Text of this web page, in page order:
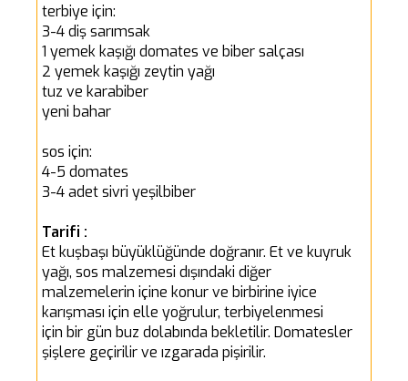
terbiye için:
3-4 diş sarımsak
1 yemek kaşığı domates ve biber salçası
2 yemek kaşığı zeytin yağı
tuz ve karabiber
yeni bahar
sos için:
4-5 domates
3-4 adet sivri yeşilbiber
Tarifi :
Et kuşbaşı büyüklüğünde doğranır. Et ve kuyruk
yağı, sos malzemesi dışındaki diğer
malzemelerin içine konur ve birbirine iyice
karışması için elle yoğrulur, terbiyelenmesi
için bir gün buz dolabında bekletilir. Domatesler
şişlere geçirilir ve ızgarada pişirilir.